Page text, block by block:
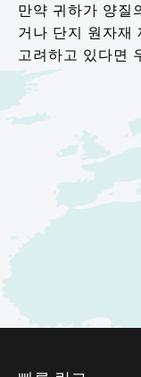
만약 귀하가 양질
거나 단지 원자재
고려하고 있다면